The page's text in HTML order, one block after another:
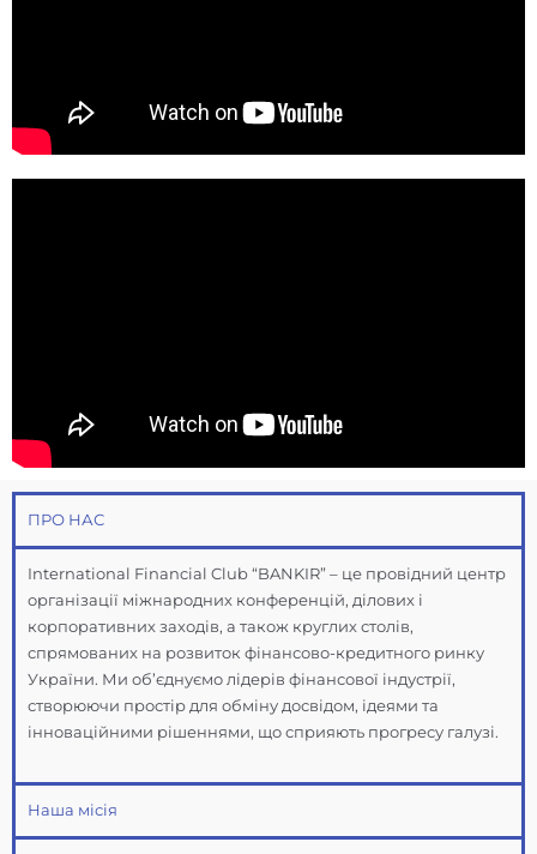
ПРО НАС
International Financial Club “BANKIR” – це провідний центр
організації міжнародних конференцій, ділових і
корпоративних заходів, а також круглих столів,
спрямованих на розвиток фінансово-кредитного ринку
України. Ми об’єднуємо лідерів фінансової індустрії,
створюючи простір для обміну досвідом, ідеями та
інноваційними рішеннями, що сприяють прогресу галузі.
Наша місія